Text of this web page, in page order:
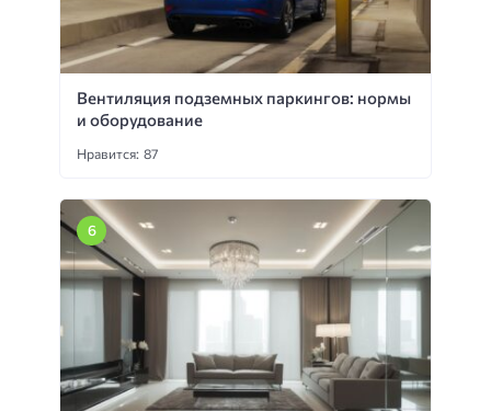
Вентиляция подземных паркингов: нормы
и оборудование
Нравится: 87